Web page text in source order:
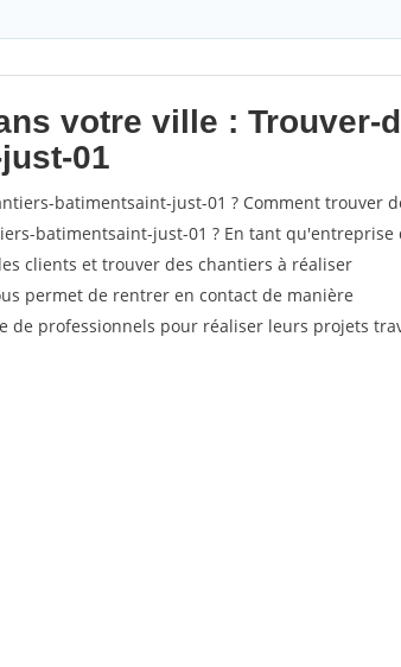
votre ville : Trouver-
01
batimentsaint-just-01 ? Comment trouver
batimentsaint-just-01 ? En tant qu'entreprise
clients et trouver des chantiers à réaliser
permet de rentrer en contact de manière
de professionnels pour réaliser leurs projets